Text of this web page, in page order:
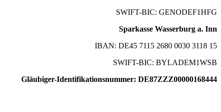
SWIFT-BIC: GENODEF1HFG
Sparkasse Wasserburg a. Inn
IBAN: DE45 7115 2680 0030 3118 15
SWIFT-BIC: BYLADEM1WSB
Gläubiger-Identifikationsnummer: DE87ZZZ00000168444